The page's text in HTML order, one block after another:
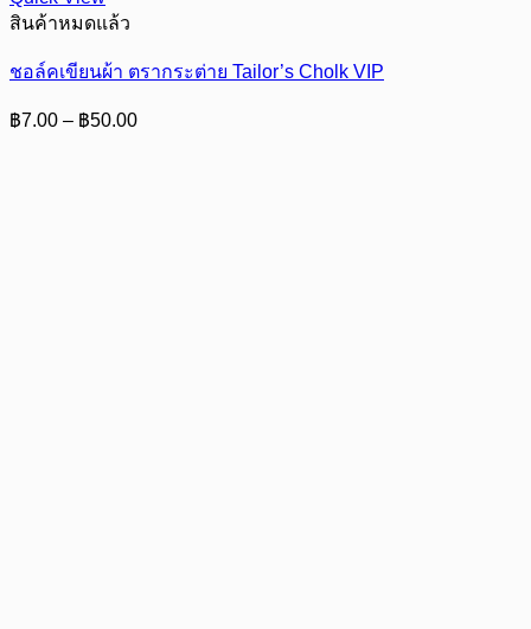
สินค้าหมดแล้ว
ชอล์คเขียนผ้า ตรากระต่าย Tailor’s Cholk VIP
฿7.00 – ฿50.00Price